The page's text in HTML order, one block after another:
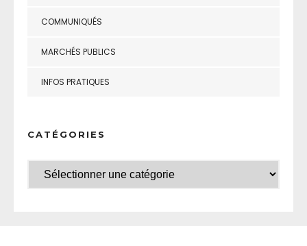
COMMUNIQUÉS
MARCHÉS PUBLICS
INFOS PRATIQUES
CATÉGORIES